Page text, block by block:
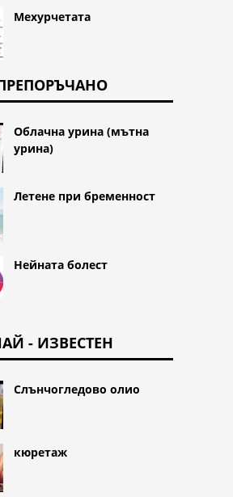
Мехурчетата
Облачна урина (мътна
урина)
Летене при бременност
Нейната болест
- ИЗВЕСТЕН
Слънчогледово олио
кюретаж